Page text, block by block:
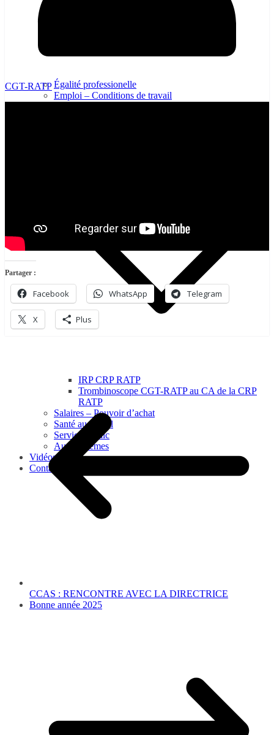
Égalité professionelle
Emploi – Conditions de travail
IRP CRP RATP
Trombinoscope CGT-RATP au CA de la CRP
RATP
Salaires – Pouvoir d’achat
Santé au travail
Service Public
Autres thèmes
Vidéos
Contact
CGT-RATP
Partager :
Facebook WhatsApp Telegram
X Plus
CCAS : RENCONTRE AVEC LA DIRECTRICE
Bonne année 2025